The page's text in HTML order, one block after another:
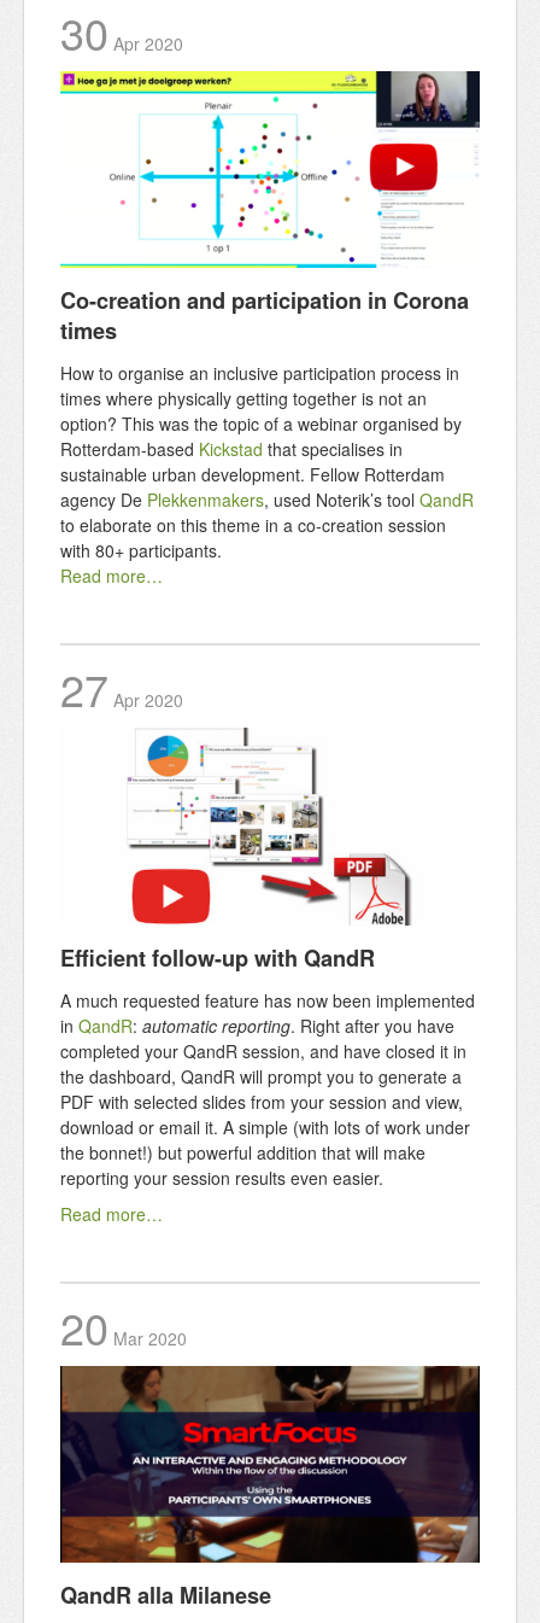
30 Apr 2020
Co-creation and participation in Corona
times
How to organise an inclusive participation process in
times where physically getting together is not an
option? This was the topic of a webinar organised by
Rotterdam-based Kickstad that specialises in
sustainable urban development. Fellow Rotterdam
agency De Plekkenmakers, used Noterik’s tool QandR
to elaborate on this theme in a co-creation session
with 80+ participants.
Read more…
27 Apr 2020
Efficient follow-up with QandR
A much requested feature has now been implemented
in QandR: automatic reporting. Right after you have
completed your QandR session, and have closed it in
the dashboard, QandR will prompt you to generate a
PDF with selected slides from your session and view,
download or email it. A simple (with lots of work under
the bonnet!) but powerful addition that will make
reporting your session results even easier.
Read more…
20 Mar 2020
QandR alla Milanese